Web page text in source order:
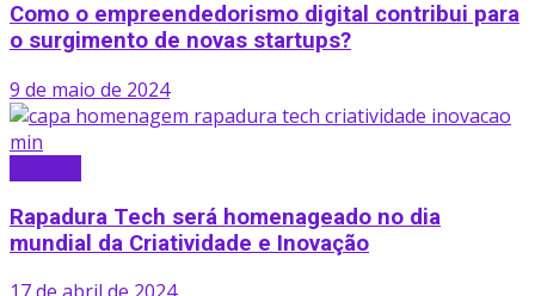
Como o empreendedorismo digital contribui para
o surgimento de novas startups?
9 de maio de 2024
Rapadura Tech será homenageado no dia
mundial da Criatividade e Inovação